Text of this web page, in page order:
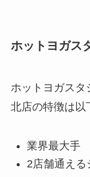
ホットヨガス
ホットヨガスタ
北店の特徴は以
業界最大手
2店舗通える